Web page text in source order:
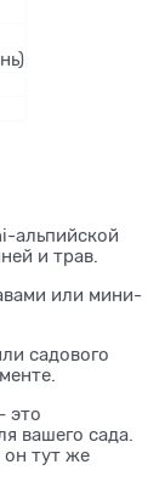
альпийской
и трав.
или мини-
садового
это
вашего сада.
он тут же